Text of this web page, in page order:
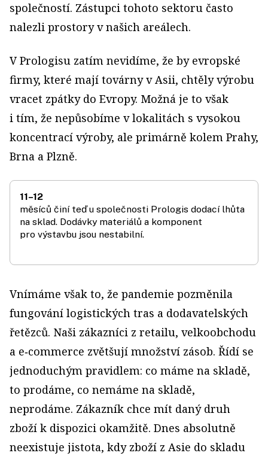
společností. Zástupci tohoto sektoru často
nalezli prostory v našich areálech.
V Prologisu zatím nevidíme, že by evropské
firmy, které mají továrny v Asii, chtěly výrobu
vracet zpátky do Evropy. Možná je to však
i tím, že nepůsobíme v lokalitách s vysokou
koncentrací výroby, ale primárně kolem Prahy,
Brna a Plzně.
11–12
měsíců činí teď u společnosti Prologis dodací lhůta
na sklad. Dodávky materiálů a komponent
pro výstavbu jsou nestabilní.
Vnímáme však to, že pandemie pozměnila
fungování logistických tras a dodavatelských
řetězců. Naši zákazníci z retailu, velkoobchodu
a e‑commerce zvětšují množství zásob. Řídí se
jednoduchým pravidlem: co máme na skladě,
to prodáme, co nemáme na skladě,
neprodáme. Zákazník chce mít daný druh
zboží k dispozici okamžitě. Dnes absolutně
neexistuje jistota, kdy zboží z Asie do skladu